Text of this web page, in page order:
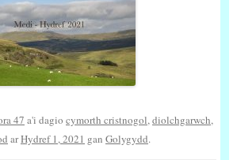
47 a'i dagio cymorth cristnogol,diolchgarwch,
arHydref 1, 2021 gan Golygydd.